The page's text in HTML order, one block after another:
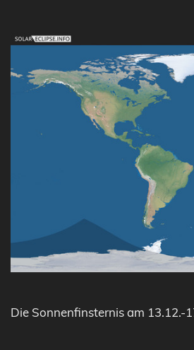
Die Sonnenfinsternis am 13.12.-